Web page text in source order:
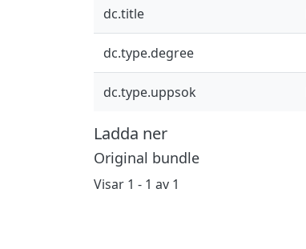
dc.title
dc.type.degree
dc.type.uppsok
Ladda ner
Original bundle
Visar 1 - 1 av 1